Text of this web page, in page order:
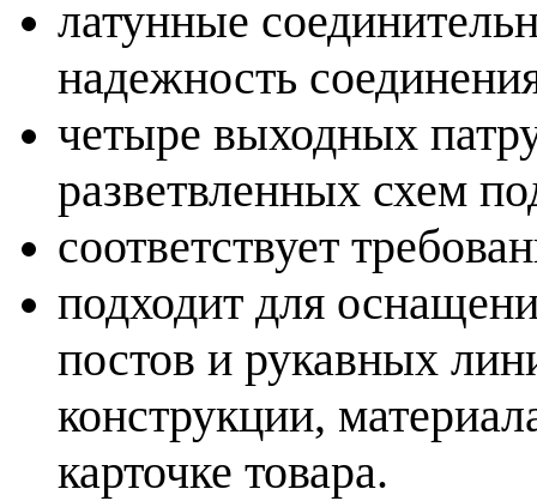
латунные
надежность
четыре выходных
разветвленных схем
соответствует
подходит для
постов и рукавных
конструкции,
карточке товара.